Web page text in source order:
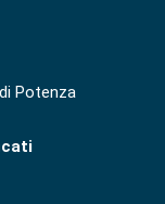
Potenza